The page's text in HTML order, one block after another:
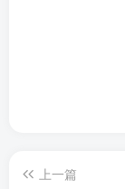
上一篇